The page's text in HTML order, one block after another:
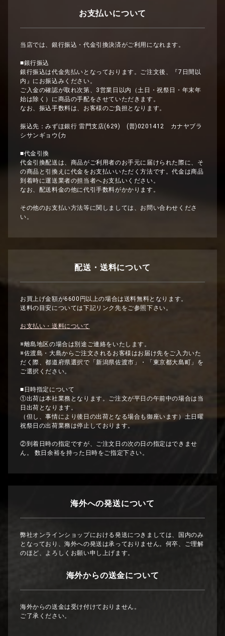
お支払いについて
当店では、銀行振込・代金引換決済がご利用になれます。
■銀行振込
銀行振込は代金先払いとなっております。ご注文後、『7日間以
内』にお振込みください。
ご入金の確認が取れ次第、3営業日以内（土日・祝祭日・年末年
始は除く）に商品の手配をさせていただきます。
なお、振込手数料は、お客様のご負担となります。
振込先：みずほ銀行 雷門支店(629) (普)0201412 カナヤブラ
シサンギョウ(カ
■代金引換
代金引換配送は、商品がご利用者のお手元に届けられた際に、そ
の商品と引換えに代金をお支払いいただく方法です。代金は商品
到着時に運送業者の担当者へお支払いください。
なお、配送料金の他に代引手数料がかかります。
その他のお支払い方法等に関しましては、お問い合わせくださ
い。
配送・送料について
お買上げ金額が6600円以上の場合は送料無料となります。
送料の目安については下記リンク先をご参照下さい。
お支払い・送料について
※離島地区の場合は別途ご連絡をいたします。
※佐渡島・大島からご注文されるお客様はお届け先をご入力いた
だく際、都道府県選択で「新潟県佐渡市」・「東京都大島町」を
ご選択ください。
■日時指定について
①出荷は本社業務となります。ご注文が平日の午前中の場合は当
日出荷となります。
（但し、事情により後日の出荷となる場合も御座います）土日曜
祝祭日の出荷業務は停止しております。
②到着日時の指定ですが、ご注文日の次の日の指定はできませ
ん。 数日余裕を持った日時をご指定下さい。
海外への発送について
弊社オンラインショップにおける発送につきましては、国内のみ
となっており、海外への発送は承っておりません。何卒、ご理解
のほど、よろしくお願い申し上げます。
海外からの送金について
海外からの送金は受け付けておりません。
ご了承ください。